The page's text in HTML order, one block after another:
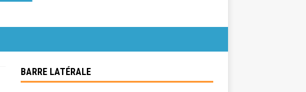
BARRE LATÉRALE